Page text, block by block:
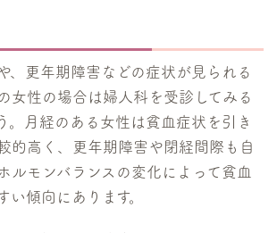
、更年期障害などの症状が見られる
女性の場合は婦人科を受診してみる
。月経のある女性は貧血症状を引き
的高く、更年期障害や閉経間際も自
ルモンバランスの変化によって貧血
い傾向にあります。